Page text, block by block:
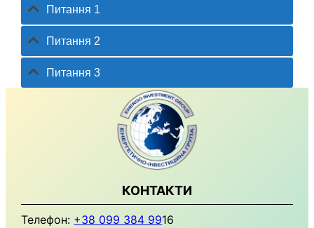
Питання 1
Питання 2
Питання 3
КОНТАКТИ
Телефон: +38 099 384 9916